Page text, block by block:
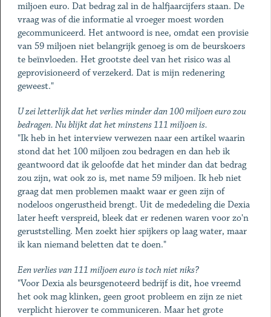
miljoen euro. Dat bedrag zal in de halfjaarcijfers staan. De
vraag was of die informatie al vroeger moest worden
gecommuniceerd. Het antwoord is nee, omdat een provisie
van 59 miljoen niet belangrijk genoeg is om de beurskoers
te beïnvloeden. Het grootste deel van het risico was al
geprovisioneerd of verzekerd. Dat is mijn redenering
geweest."
U zei letterlijk dat het verlies minder dan 100 miljoen euro zou
bedragen. Nu blijkt dat het minstens 111 miljoen is.
"Ik heb in het interview verwezen naar een artikel waarin
stond dat het 100 miljoen zou bedragen en dan heb ik
geantwoord dat ik geloofde dat het minder dan dat bedrag
zou zijn, wat ook zo is, met name 59 miljoen. Ik heb niet
graag dat men problemen maakt waar er geen zijn of
nodeloos ongerustheid brengt. Uit de mededeling die Dexia
later heeft verspreid, bleek dat er redenen waren voor zo'n
geruststelling. Men zoekt hier spijkers op laag water, maar
ik kan niemand beletten dat te doen."
Een verlies van 111 miljoen euro is toch niet niks?
"Voor Dexia als beursgenoteerd bedrijf is dit, hoe vreemd
het ook mag klinken, geen groot probleem en zijn ze niet
verplicht hierover te communiceren. Maar het grote